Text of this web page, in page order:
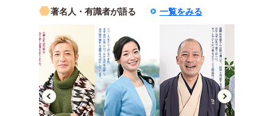
著名人・有識者が語る 一覧をみる